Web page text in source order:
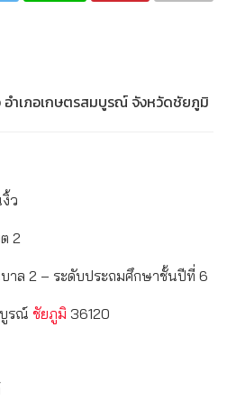
ว
ต 2
าล 2 – ระดับประถมศึกษาชั้นปีที่ 6
รณ์ ชัยภูมิ 36120